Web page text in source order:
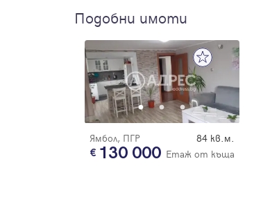
Подобни имоти
Ямбол, ПГР 84 кв.м.
130 000 Етаж от къща